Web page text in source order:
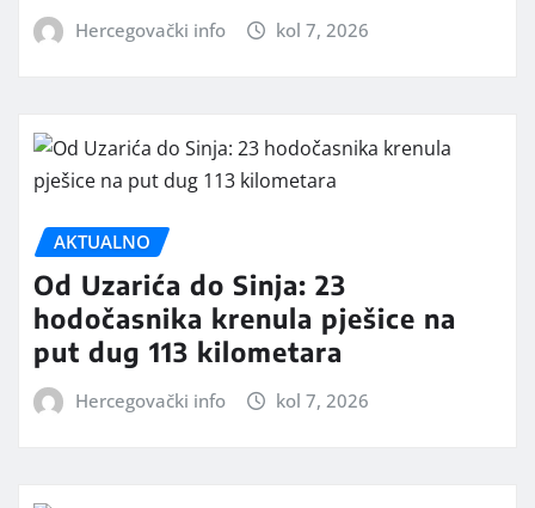
Hercegovački info kol 7, 2026
AKTUALNO
Od Uzarića do Sinja: 23
hodočasnika krenula pješice na
put dug 113 kilometara
Hercegovački info kol 7, 2026